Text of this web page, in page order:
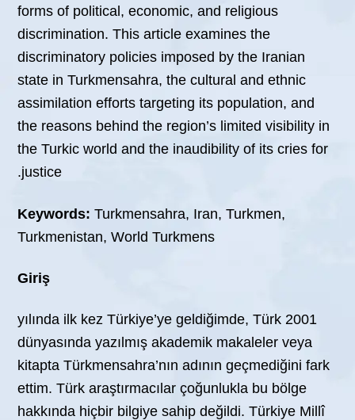
forms of political, economic, and religious
discrimination. This article examines the
discriminatory policies imposed by the Iranian
state in Turkmensahra, the cultural and ethnic
assimilation efforts targeting its population, and
the reasons behind the region’s limited visibility in
the Turkic world and the inaudibility of its cries for
justice.
Keywords: Turkmensahra, Iran, Turkmen,
Turkmenistan, World Turkmens
Giriş
2001 yılında ilk kez Türkiye’ye geldiğimde, Türk
dünyasında yazılmış akademik makaleler veya
kitapta Türkmensahra’nın adının geçmediğini fark
ettim. Türk araştırmacılar çoğunlukla bu bölge
hakkında hiçbir bilgiye sahip değildi. Türkiye Millî